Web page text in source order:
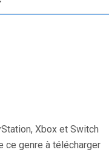
Xbox et Switch
ce genre à télécharger